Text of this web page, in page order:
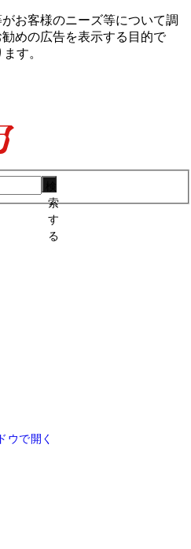
お客様のニーズ等について調
めの広告を表⽰する⽬的で
す。
索
す
る
ウで開く